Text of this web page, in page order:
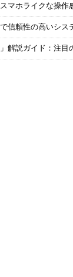
マホライクな操作
信頼性の高いシス
解説ガイド：注目